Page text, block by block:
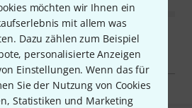
möchten wir Ihnen ein
mit allem was
Dazu zählen zum Beispiel
personalisierte Anzeigen
Einstellungen. Wenn das für
Sie der Nutzung von Cookies
Statistiken und Marketing
Cable